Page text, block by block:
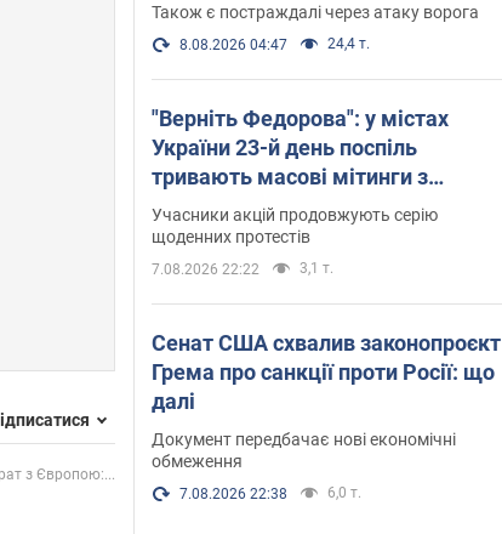
з Європою:...
Також є постраждалі через атаку ворога
8.08.2026 04:47 24,4 т.
"Верніть Федорова": у містах
України 23-й день поспіль
тривають масові мітинги з
картонками. Фото і відео
Учасники акцій продовжують серію
щоденних протестів
7.08.2026 22:22 3,1 т.
Сенат США схвалив законопроєкт
Грема про санкції проти Росії: що
далі
Документ передбачає нові економічні
обмеження
7.08.2026 22:38 6,0 т.